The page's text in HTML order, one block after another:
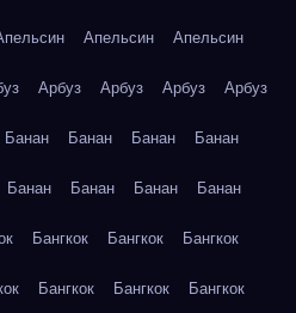
Апельсин Апельсин
Арбуз Арбуз Арбуз Арбуз
Банан Банан Банан Банан
Банан Банан Банан Банан
Бангкок Бангкок Бангкок
Бангкок Бангкок Бангкок